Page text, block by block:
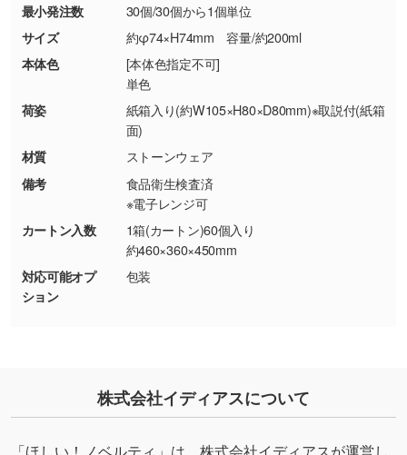
DIC・PANTONEなどのカラーチップの指定や、
現物支給による色指定も承っております。→
しく見る
・背景がある画像からキャラクター部分だけを
使いたいです
シンプルな背景のデータや、使いたいキャラク
り抜き処理が可能です。→
・持っているデータの背景が足りない／塗り足
しの作り方が分からない
印刷したいデータが印刷範囲よりも小さい場
合、シンプルな色・柄の背景であれば拡張が可
を生成してほしい
URLをご指定いただければ、QRコードを生成
いたします。配置のご相談にも応じています。
・お客様の元で商品を加工された場合、または
商品が破損した場合
・商品到着後7日以上経過している場合
・お客様のご都合による返品・交換依頼(商
品・色・数量などの注文間違い等)
最小発注数
30個/30個から1個単位
サイズ
約φ74×H74mm 容量/約200ml
本体色
[本体色指定不可]
単色
荷姿
紙箱入り(約W105×H80×D80mm)※取説付(紙箱
面)
材質
ストーンウェア
備考
食品衛生検査済
※電子レンジ可
カートン入数
1箱(カートン)60個入り
約460×360×450mm
対応可能オプ
ション
包装
株式会社イディアスについて
「ほしい！ノベルティ」は、株式会社イディアスが運営し